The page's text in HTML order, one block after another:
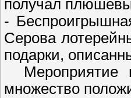
получал
-
Серова
подарки,
Мероприятие
множество